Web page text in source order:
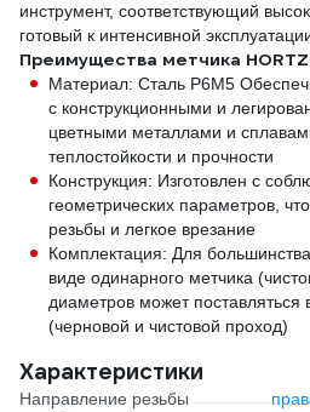
инструмент, соответствующий
готовый к интенсивной
Преимущества метчика
Материал: Сталь Р6М5
с конструкционными и
цветными металлами и
теплостойкости и прочности
Конструкция: Изготовлен с
геометрических параметров,
резьбы и легкое врезание
Комплектация: Для
виде одинарного метчика
диаметров может поставляться
(черновой и чистовой проход)
Характеристики
Направление резьбы